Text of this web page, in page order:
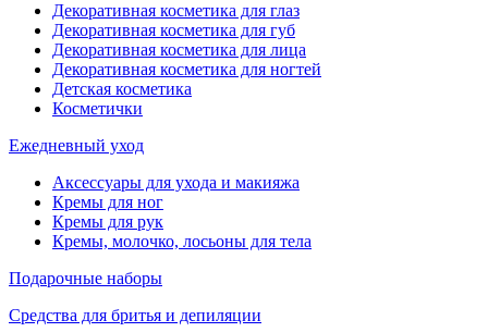
Декоративная косметика для глаз
Декоративная косметика для губ
Декоративная косметика для лица
Декоративная косметика для ногтей
Детская косметика
Косметички
Ежедневный уход
Аксессуары для ухода и макияжа
Кремы для ног
Кремы для рук
Кремы, молочко, лосьоны для тела
Подарочные наборы
Средства для бритья и депиляции